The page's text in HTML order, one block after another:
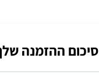
סיכום ההזמנה